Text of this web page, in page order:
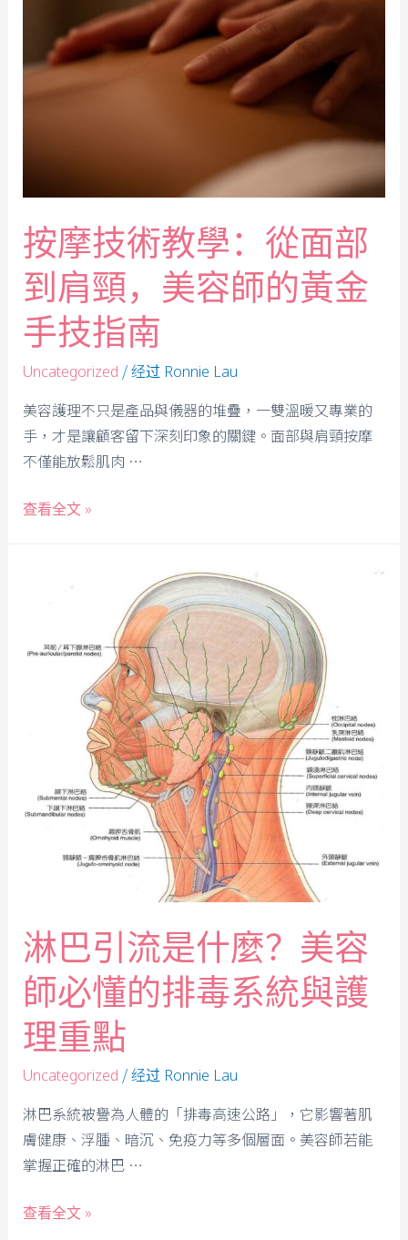
按摩技術教學：從面部
到肩頸，美容師的黃金
手技指南
Uncategorized / 经过 Ronnie Lau
美容護理不只是產品與儀器的堆疊，一雙溫暖又專業的
手，才是讓顧客留下深刻印象的關鍵。面部與肩頸按摩
不僅能放鬆肌肉 …
查看全文 »
淋巴引流是什麼？美容
師必懂的排毒系統與護
理重點
Uncategorized / 经过 Ronnie Lau
淋巴系統被譽為人體的「排毒高速公路」，它影響著肌
膚健康、浮腫、暗沉、免疫力等多個層面。美容師若能
掌握正確的淋巴 …
查看全文 »